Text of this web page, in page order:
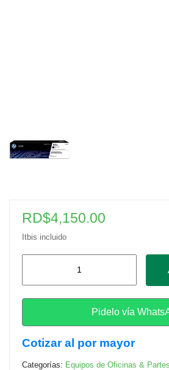
RD$4,150.00
Itbis incluido
(W1105A)
–
Pidelo vía
Cotizar al por mayor
Categorías: Equipos de Oficinas & Partes